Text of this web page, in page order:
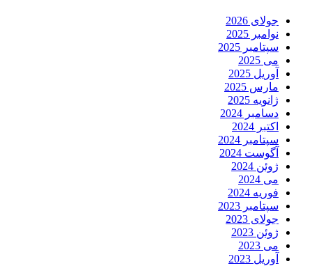
جولای 2026
نوامبر 2025
سپتامبر 2025
می 2025
آوریل 2025
مارس 2025
ژانویه 2025
دسامبر 2024
اکتبر 2024
سپتامبر 2024
آگوست 2024
ژوئن 2024
می 2024
فوریه 2024
سپتامبر 2023
جولای 2023
ژوئن 2023
می 2023
آوریل 2023